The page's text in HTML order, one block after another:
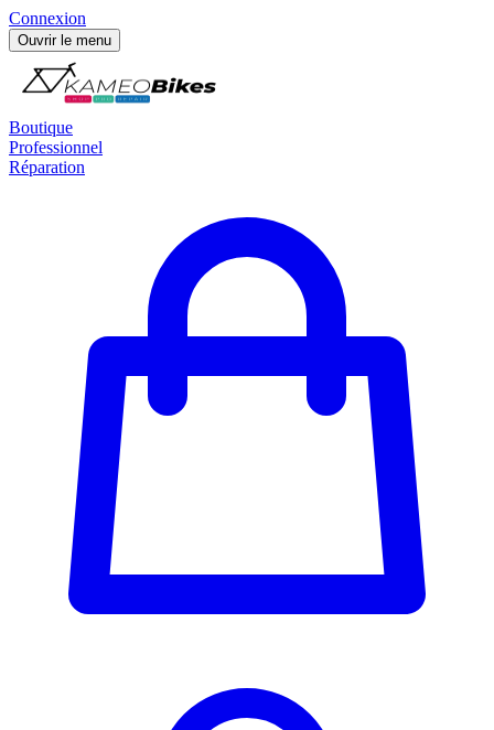
Connexion
Ouvrir le menu
Boutique
Professionnel
Réparation